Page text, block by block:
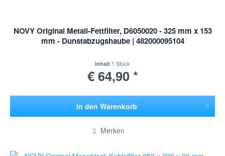
NOVY Original Metall-Fettfilter, D6050020 - 325 mm x 153
mm - Dunstabzugshaube | 482000095104
Inhalt 1 Stück
€ 64,90 *
In den Warenkorb
Hinzugefügt
Merken